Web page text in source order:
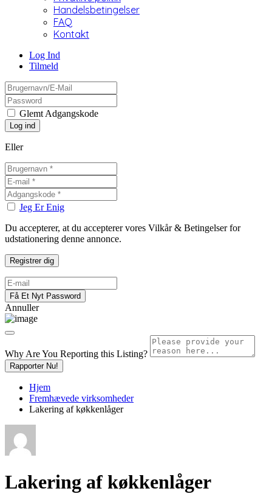
Handelsbetingelser
FAQ
Kontakt
Log Ind
Tilmeld
Glemt Adgangskode
Eller
Jeg Er Enig
Du accepterer, at du accepterer vores Vilkår & Betingelser for
udstationering denne annonce.
Annuller
Why Are You Reporting this Listing?
Rapporter Nu!
Hjem
Fremhævede virksomheder
Lakering af køkkenlåger
Lakering af køkkenlåger